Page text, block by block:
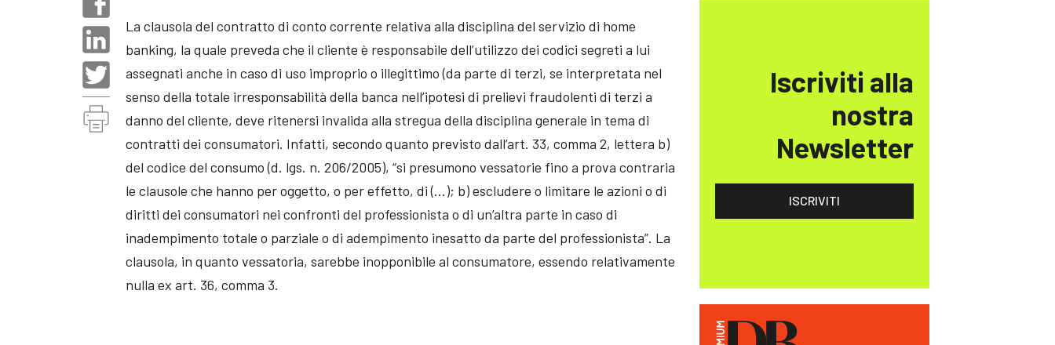
La clausola del contratto di conto corrente relativa alla disciplina del servizio di home
banking, la quale preveda che il cliente è responsabile dell’utilizzo dei codici segreti a lui
assegnati anche in caso di uso improprio o illegittimo (da parte di terzi, se interpretata nel
senso della totale irresponsabilità della banca nell’ipotesi di prelievi fraudolenti di terzi a
danno del cliente, deve ritenersi invalida alla stregua della disciplina generale in tema di
contratti dei consumatori. Infatti, secondo quanto previsto dall’art. 33, comma 2, lettera b)
del codice del consumo (d. lgs. n. 206/2005), “si presumono vessatorie fino a prova contraria
le clausole che hanno per oggetto, o per effetto, di (…); b) escludere o limitare le azioni o di
diritti dei consumatori nei confronti del professionista o di un’altra parte in caso di
inadempimento totale o parziale o di adempimento inesatto da parte del professionista”. La
clausola, in quanto vessatoria, sarebbe inopponibile al consumatore, essendo relativamente
nulla ex art. 36, comma 3.
Iscriviti alla
nostra
Newsletter
ISCRIVITI